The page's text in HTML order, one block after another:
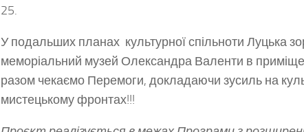
25.
У подальших планах культурної спільноти Луцька
меморіальний музей Олександра Валенти в
разом чекаємо Перемоги, докладаючи зусиль на
мистецькому фронтах!!!